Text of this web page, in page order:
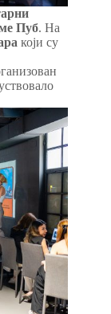
Пуб. На
који су